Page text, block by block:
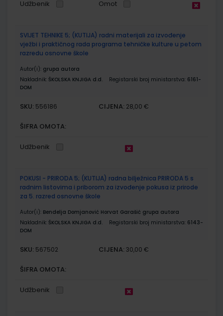
Udžbenik Omot
SVIJET TEHNIKE 5; (KUTIJA) radni materijali za izvođenje
vježbi i praktičnog rada programa tehničke kulture u petom
razredu osnovne škole
Autor(i): grupa autora
Nakladnik: ŠKOLSKA KNJIGA d.d. Registarski broj ministarstva: 6161-
DOM
SKU: 556186 CIJENA: 28,00 €
ŠIFRA OMOTA:
Udžbenik
POKUSI - PRIRODA 5; (KUTIJA) radna bilježnica PRIRODA 5 s
radnim listovima i priborom za izvođenje pokusa iz prirode
za 5. razred osnovne škole
Autor(i): Bendelja Domjanović Horvat Garašić grupa autora
Nakladnik: ŠKOLSKA KNJIGA d.d. Registarski broj ministarstva: 6143-
DOM
SKU: 567502 CIJENA: 30,00 €
ŠIFRA OMOTA:
Udžbenik